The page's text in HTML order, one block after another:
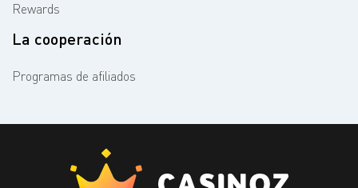
Rewards
La cooperación
Programas de afiliados